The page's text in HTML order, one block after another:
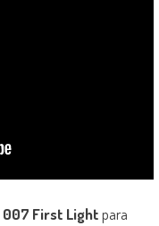
007 First Lightpara